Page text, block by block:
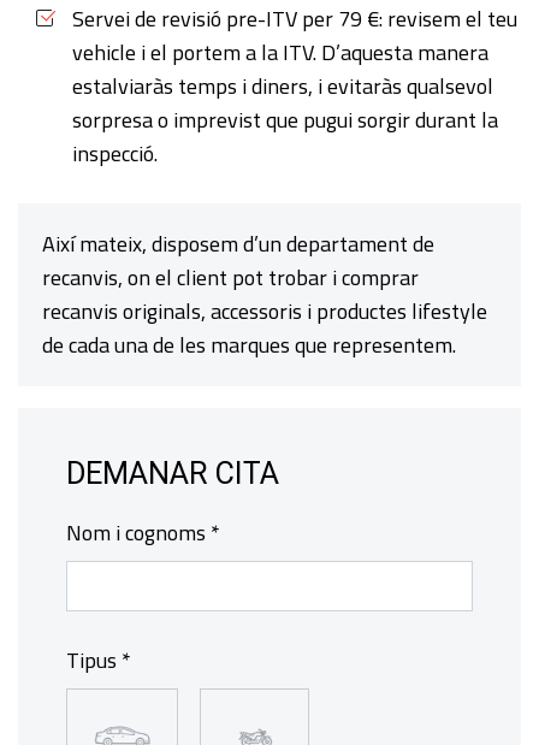
Servei de revisió pre-ITV per 79 €: revisem el teu
vehicle i el portem a la ITV. D’aquesta manera
estalviaràs temps i diners, i evitaràs qualsevol
sorpresa o imprevist que pugui sorgir durant la
inspecció.
Així mateix, disposem d’un departament de
recanvis, on el client pot trobar i comprar
recanvis originals, accessoris i productes lifestyle
de cada una de les marques que representem.
DEMANAR CITA
Nom i cognoms *
Tipus *